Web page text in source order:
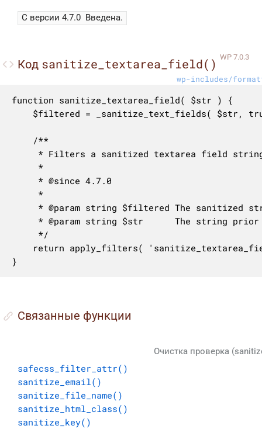
С версии 4.7.0 Введена.
Код sanitize_textarea_field() WP 7.0.3
wp-includes/
function sanitize_textarea_field( $str ) {
}
Cвязанные функции
Очистка проверка
safecss_filter_attr()
sanitize_email()
sanitize_file_name()
sanitize_html_class()
sanitize_key()